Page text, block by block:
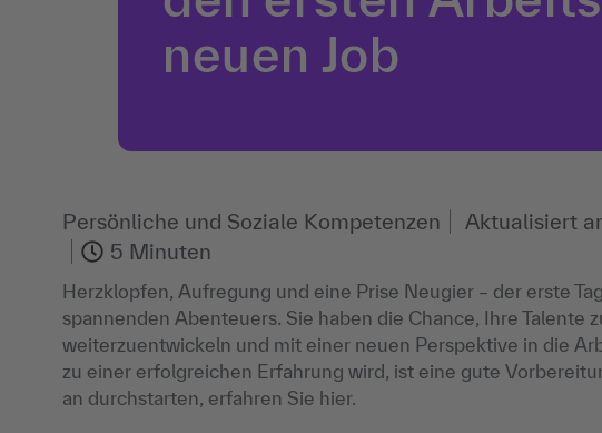
neuen Job
Persönliche und Soziale Kompetenzen Aktualisiert
5 Minuten
Herzklopfen, Aufregung und eine Prise Neugier – der erste
spannenden Abenteuers. Sie haben die Chance, Ihre Talente
weiterzuentwickeln und mit einer neuen Perspektive in die
zu einer erfolgreichen Erfahrung wird, ist eine gute
an durchstarten, erfahren Sie hier.